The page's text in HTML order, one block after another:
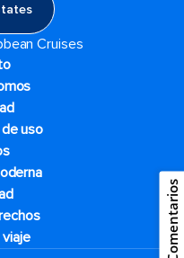
Cruises
uso
Comentarios